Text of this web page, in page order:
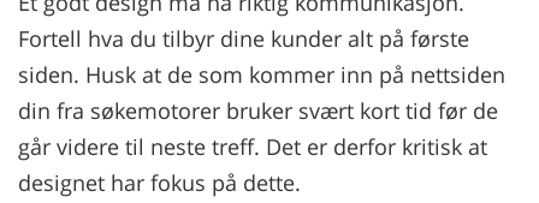
Fortell hva du tilbyr dine kunder alt på første
siden. Husk at de som kommer inn på nettsiden
din fra søkemotorer bruker svært kort tid før de
går videre til neste treff. Det er derfor kritisk at
designet har fokus på dette.